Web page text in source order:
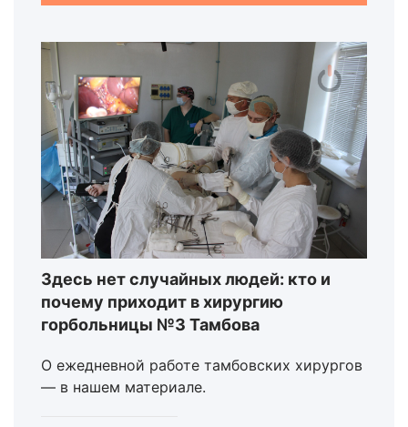
Здесь нет случайных людей: кто и
почему приходит в хирургию
горбольницы №3 Тамбова
О ежедневной работе тамбовских хирургов
— в нашем материале.